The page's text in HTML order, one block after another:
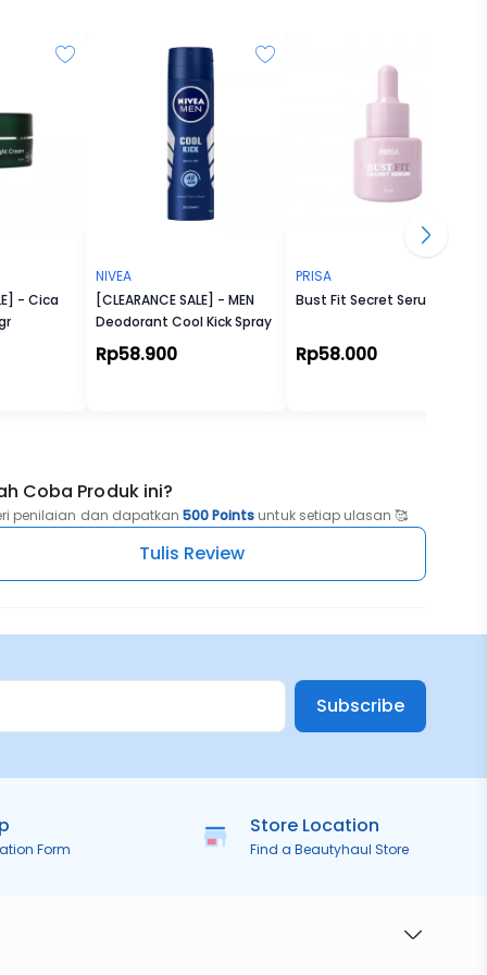
- Cica
NIVEA
[CLEARANCE SALE] - MEN
Deodorant Cool Kick Spray
Rp58.900
PRISA
Bust Fit Secret Serum
Rp58.000
Coba Produk ini?
penilaian dan dapatkan 500 Points untuk setiap ulasan 🥰
Tulis Review
Subscribe
Form
Store Location
Find a Beautyhaul Store